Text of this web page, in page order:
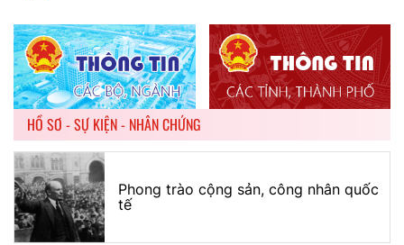
HỒ SƠ - SỰ KIỆN - NHÂN CHỨNG
Phong trào cộng sản, công nhân quốc
tế